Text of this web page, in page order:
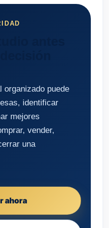
organizado puede
identificar
mejores
vender,
una
ahora